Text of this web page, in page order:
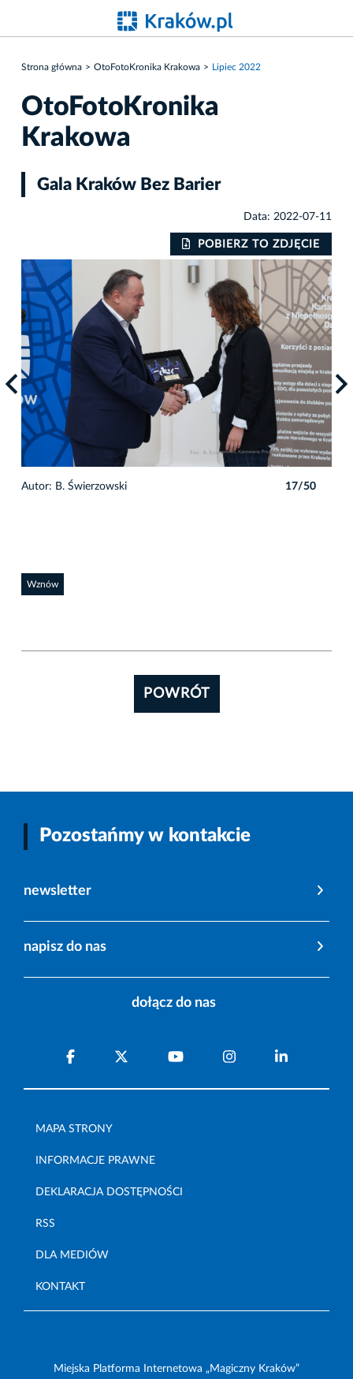
Strona główna OtoFotoKronika Krakowa Lipiec 2022
OtoFotoKronika
Krakowa
Gala Kraków Bez Barier
Data: 2022-07-11
POBIERZ TO ZDJĘCIE
Autor: B. Świerzowski 17/50
Wznów
POWRÓT
Pozostańmy w kontakcie
newsletter
napisz do nas
dołącz do nas
MAPA STRONY
INFORMACJE PRAWNE
DEKLARACJA DOSTĘPNOŚCI
RSS
DLA MEDIÓW
KONTAKT
Miejska Platforma Internetowa „Magiczny Kraków”